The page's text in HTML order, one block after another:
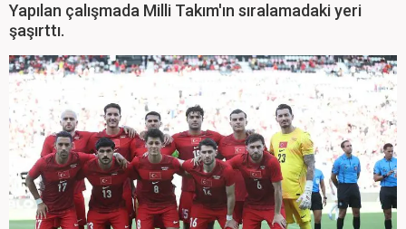
Yapılan çalışmada Milli Takım'ın sıralamadaki yeri
şaşırttı.